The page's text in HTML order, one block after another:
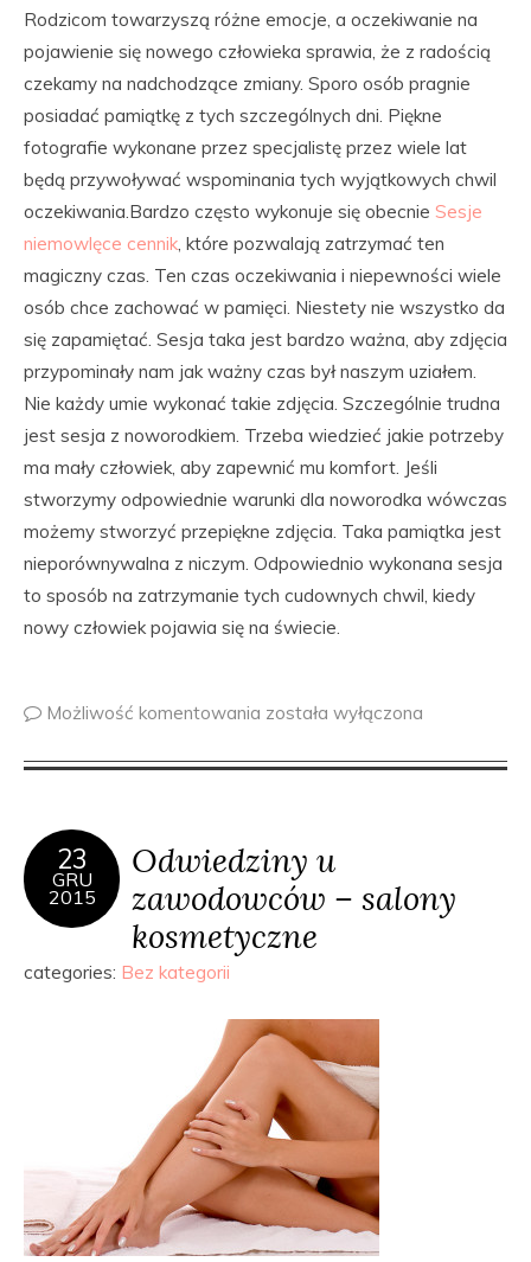
Rodzicom towarzyszą różne emocje, a oczekiwanie na
pojawienie się nowego człowieka sprawia, że z radością
czekamy na nadchodzące zmiany. Sporo osób pragnie
posiadać pamiątkę z tych szczególnych dni. Piękne
fotografie wykonane przez specjalistę przez wiele lat
będą przywoływać wspominania tych wyjątkowych chwil
oczekiwania.Bardzo często wykonuje się obecnie Sesje
niemowlęce cennik , które pozwalają zatrzymać ten
magiczny czas. Ten czas oczekiwania i niepewności wiele
osób chce zachować w pamięci. Niestety nie wszystko da
się zapamiętać. Sesja taka jest bardzo ważna, aby zdjęcia
przypominały nam jak ważny czas był naszym uziałem.
Nie każdy umie wykonać takie zdjęcia. Szczególnie trudna
jest sesja z noworodkiem. Trzeba wiedzieć jakie potrzeby
ma mały człowiek, aby zapewnić mu komfort. Jeśli
stworzymy odpowiednie warunki dla noworodka wówczas
możemy stworzyć przepiękne zdjęcia. Taka pamiątka jest
nieporównywalna z niczym. Odpowiednio wykonana sesja
to sposób na zatrzymanie tych cudownych chwil, kiedy
nowy człowiek pojawia się na świecie.
Możliwość komentowania została wyłączona
23
GRU
2015
Odwiedziny u
zawodowców – salony
kosmetyczne
categories: Bez kategorii